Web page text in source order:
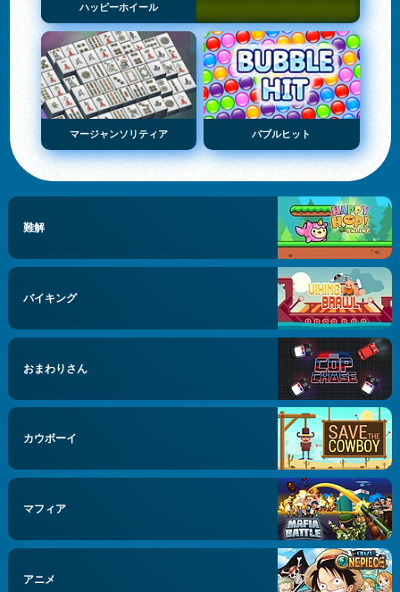
ハッピーホイール
マージャンソリティア バブルヒット
難解
バイキング
おまわりさん
カウボーイ
マフィア
アニメ